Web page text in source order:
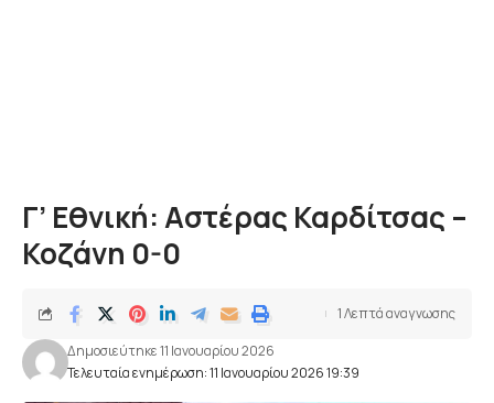
Γ’ Εθνική: Αστέρας Καρδίτσας –
Κοζάνη 0-0
Τελευταία ενημέρωση: 11 Ιανουαρίου 2026 19:39
Δημοσιεύτηκε 11 Ιανουαρίου 2026
1 Λεπτά αναγνωσης